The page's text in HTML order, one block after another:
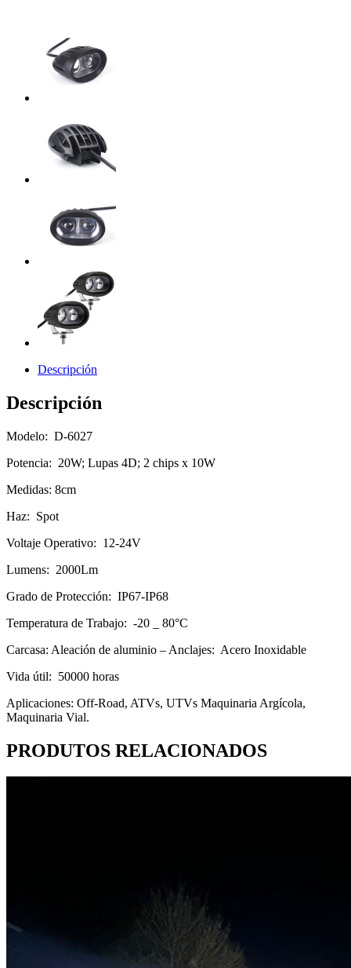
Descripción
Descripción
Modelo: D-6027
Potencia: 20W; Lupas 4D; 2 chips x 10W
Medidas: 8cm
Haz: Spot
Voltaje Operativo: 12-24V
Lumens: 2000Lm
Grado de Protección: IP67-IP68
Temperatura de Trabajo: -20 _ 80°C
Carcasa: Aleación de aluminio – Anclajes: Acero Inoxidable
Vida útil: 50000 horas
Aplicaciones: Off-Road, ATVs, UTVs Maquinaria Argícola,
Maquinaria Vial.
PRODUTOS RELACIONADOS